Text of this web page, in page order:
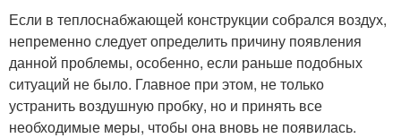
Если в теплоснабжающей конструкции собрался воздух,
непременно следует определить причину появления
данной проблемы, особенно, если раньше подобных
ситуаций не было. Главное при этом, не только
устранить воздушную пробку, но и принять все
необходимые меры, чтобы она вновь не появилась.